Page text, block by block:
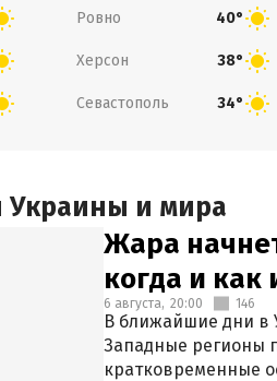
Ровно 40°
Херсон 38°
Севастополь 34°
Украины и мира
Жара
когда и как
6 августа, 20:00 146
В ближайшие дни в
Западные регионы
кратковременные